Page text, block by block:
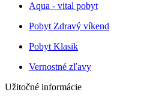
Aqua - vital pobyt
Pobyt Zdravý víkend
Pobyt Klasik
Vernostné zľavy
Užitočné informácie